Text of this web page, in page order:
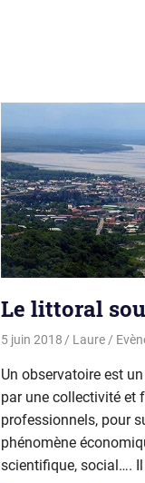
Le littoral
5 juin 2018 Laure
Un observatoire est
par une collectivité et
professionnels, pour
phénomène
scientifique, social…. Il